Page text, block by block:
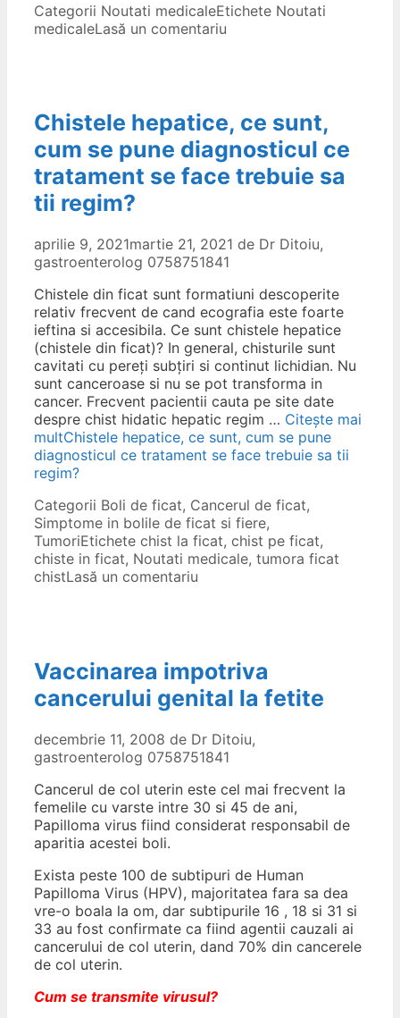
Categorii Noutati medicaleEtichete Noutati
medicaleLasă un comentariu
Chistele hepatice, ce sunt,
cum se pune diagnosticul ce
tratament se face trebuie sa
tii regim?
aprilie 9, 2021martie 21, 2021 de Dr Ditoiu,
gastroenterolog 0758751841
Chistele din ficat sunt formatiuni descoperite
relativ frecvent de cand ecografia este foarte
ieftina si accesibila. Ce sunt chistele hepatice
(chistele din ficat)? In general, chisturile sunt
cavitati cu pereţi subţiri si continut lichidian. Nu
sunt canceroase si nu se pot transforma in
cancer. Frecvent pacientii cauta pe site date
despre chist hidatic hepatic regim … Citește mai
multChistele hepatice, ce sunt, cum se pune
diagnosticul ce tratament se face trebuie sa tii
regim?
Categorii Boli de ficat, Cancerul de ficat,
Simptome in bolile de ficat si fiere,
TumoriEtichete chist la ficat, chist pe ficat,
chiste in ficat, Noutati medicale, tumora ficat
chistLasă un comentariu
Vaccinarea impotriva
cancerului genital la fetite
decembrie 11, 2008 de Dr Ditoiu,
gastroenterolog 0758751841
Cancerul de col uterin este cel mai frecvent la
femelile cu varste intre 30 si 45 de ani,
Papilloma virus fiind considerat responsabil de
aparitia acestei boli.
Exista peste 100 de subtipuri de Human
Papilloma Virus (HPV), majoritatea fara sa dea
vre-o boala la om, dar subtipurile 16 , 18 si 31 si
33 au fost confirmate ca fiind agentii cauzali ai
cancerului de col uterin, dand 70% din cancerele
de col uterin.
Cum se transmite virusul?